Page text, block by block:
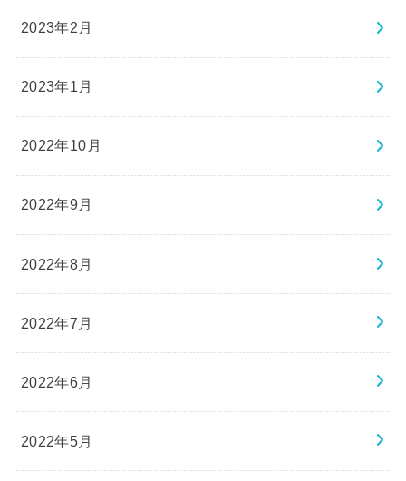
2023年2月
2023年1月
2022年10月
2022年9月
2022年8月
2022年7月
2022年6月
2022年5月